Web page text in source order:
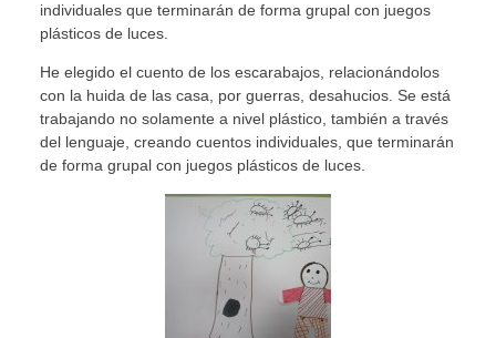
individuales que terminarán de forma grupal con juegos
plásticos de luces.
He elegido el cuento de los escarabajos, relacionándolos
con la huida de las casa, por guerras, desahucios. Se está
trabajando no solamente a nivel plástico, también a través
del lenguaje, creando cuentos individuales, que terminarán
de forma grupal con juegos plásticos de luces.